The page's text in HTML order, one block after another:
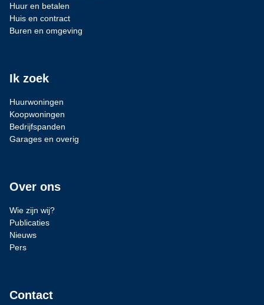
Huur en betalen
Huis en contract
Buren en omgeving
Ik zoek
Huurwoningen
Koopwoningen
Bedrijfspanden
Garages en overig
Over ons
Wie zijn wij?
Publicaties
Nieuws
Pers
Contact